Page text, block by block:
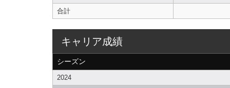
合計
キャリア成績
シーズン
2024